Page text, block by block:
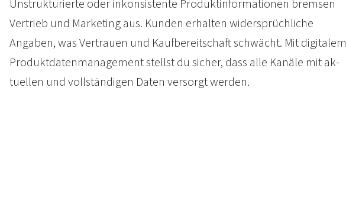
Unstrukturierte oder inkon­sistente Produkt­informationen bremsen
Vertrieb und Mar­keting aus. Kunden erhalten wider­sprüch­liche
Angaben, was Vertrauen und Kauf­bereitschaft schwächt. Mit digitalem
Produkt­daten­management stellst du sicher, dass alle Kanäle mit ak­
tuellen und voll­ständigen Daten versorgt werden.